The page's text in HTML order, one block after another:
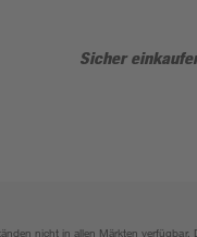
Sicher
nicht in allen Märkten